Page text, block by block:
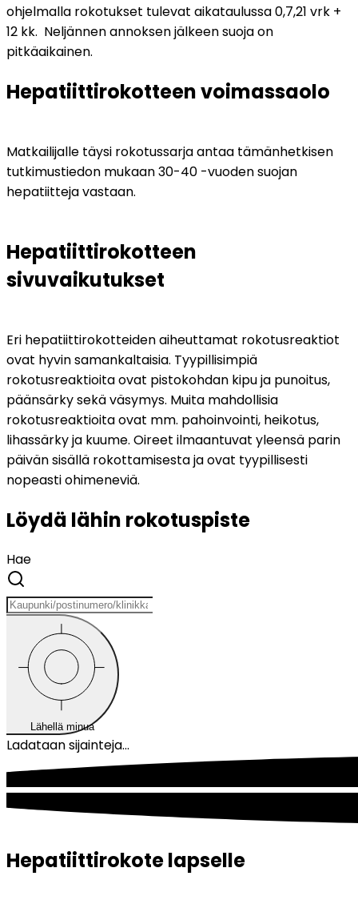
ohjelmalla rokotukset tulevat aikataulussa 0,7,21 vrk +
12 kk.  Neljännen annoksen jälkeen suoja on
pitkäaikainen.
Hepatiittirokotteen voimassaolo
Matkailijalle täysi rokotussarja antaa tämänhetkisen
tutkimustiedon mukaan 30-40 -vuoden suojan
hepatiitteja vastaan.
Hepatiittirokotteen
sivuvaikutukset
Eri hepatiittirokotteiden aiheuttamat rokotusreaktiot
ovat hyvin samankaltaisia. Tyypillisimpiä
rokotusreaktioita ovat pistokohdan kipu ja punoitus,
päänsärky sekä väsymys. Muita mahdollisia
rokotusreaktioita ovat mm. pahoinvointi, heikotus,
lihassärky ja kuume. Oireet ilmaantuvat yleensä parin
päivän sisällä rokottamisesta ja ovat tyypillisesti
nopeasti ohimeneviä.
Löydä lähin rokotuspiste
Hae
Lähellä minua
Ladataan sijainteja...
Hepatiittirokote lapselle